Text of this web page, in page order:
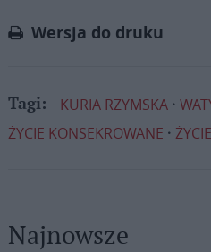
Wersja do druku
Tagi: KURIA RZYMSKA
ŻYCIE KONSEKROWANE
Najnowsze